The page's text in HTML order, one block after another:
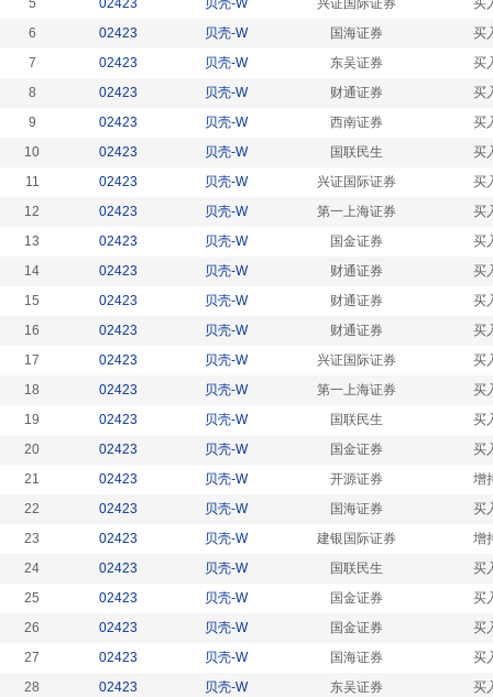
5
02423 贝壳-W 兴证国际证券
买
6
02423 贝壳-W 国海证券
买
7
02423 贝壳-W 东吴证券
买
8
02423 贝壳-W 财通证券
买
9
02423 贝壳-W 西南证券
买
10
02423 贝壳-W 国联民生
买
11
02423 贝壳-W 兴证国际证券
买
12
02423 贝壳-W 第一上海证券
买
13
02423 贝壳-W 国金证券
买
14
02423 贝壳-W 财通证券
买
15
02423 贝壳-W 财通证券
买
16
02423 贝壳-W 财通证券
买
17
02423 贝壳-W 兴证国际证券
买
18
02423 贝壳-W 第一上海证券
买
19
02423 贝壳-W 国联民生
买
20
02423 贝壳-W 国金证券
买
21
02423 贝壳-W 开源证券
增
22
02423 贝壳-W 国海证券
买
23
02423 贝壳-W 建银国际证券
增
24
02423 贝壳-W 国联民生
买
25
02423 贝壳-W 国金证券
买
26
02423 贝壳-W 国金证券
买
27
02423 贝壳-W 国海证券
买
28
02423 贝壳-W 东吴证券
买